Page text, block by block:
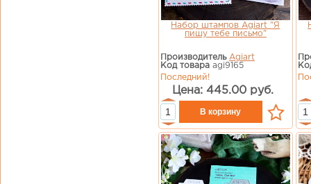
Набор штампов Agiart "Я
пишу тебе письмо"
Производитель Agiart
Код товара agi9165
Последний!
Цена: 445.00 руб.